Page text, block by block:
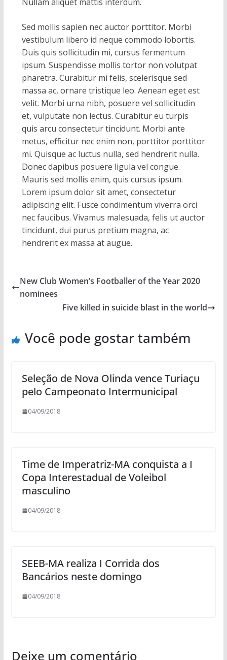
Sed mollis sapien nec auctor porttitor. Morbi
vestibulum libero id neque commodo lobortis.
Duis quis sollicitudin mi, cursus fermentum
ipsum. Suspendisse mollis tortor non volutpat
pharetra. Curabitur mi felis, scelerisque sed
massa ac, ornare tristique leo. Aenean eget est
velit. Morbi urna nibh, posuere vel sollicitudin
et, vulputate non lectus. Curabitur eu turpis
quis arcu consectetur tincidunt. Morbi ante
metus, efficitur nec enim non, porttitor porttitor
mi. Quisque ac luctus nulla, sed hendrerit nulla.
Donec dapibus posuere ligula vel congue.
Mauris sed mollis enim, quis cursus ipsum.
Lorem ipsum dolor sit amet, consectetur
adipiscing elit. Fusce condimentum viverra orci
nec faucibus. Vivamus malesuada, felis ut auctor
tincidunt, dui purus pretium magna, ac
hendrerit ex massa at augue.
New Club Women’s Footballer of the Year 2020
nominees
Five killed in suicide blast in the world
Você pode gostar também
Seleção de Nova Olinda vence Turiaçu
pelo Campeonato Intermunicipal
04/09/2018
Time de Imperatriz-MA conquista a I
Copa Interestadual de Voleibol
masculino
04/09/2018
SEEB-MA realiza I Corrida dos
Bancários neste domingo
04/09/2018
Deixe um comentário